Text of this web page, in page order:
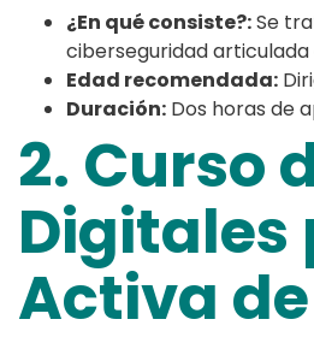
¿En qué consiste?:Se
ciberseguridad
Edad recomendada:
Duración: Dos horas de
2. Curso
Digitales
Activa